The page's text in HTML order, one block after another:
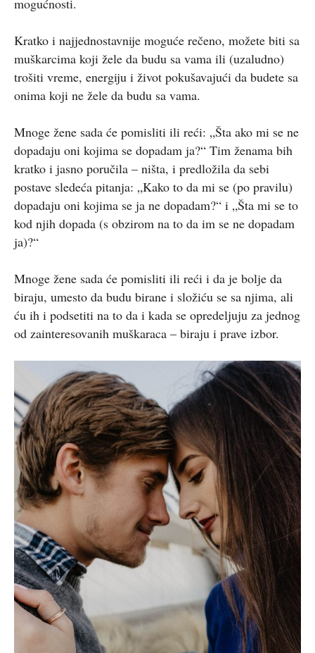
mogućnosti.
Kratko i najjednostavnije moguće rečeno, možete biti sa
muškarcima koji žele da budu sa vama ili (uzaludno)
trošiti vreme, energiju i život pokušavajući da budete sa
onima koji ne žele da budu sa vama.
Mnoge žene sada će pomisliti ili reći: „Šta ako mi se ne
dopadaju oni kojima se dopadam ja?“ Tim ženama bih
kratko i jasno poručila – ništa, i predložila da sebi
postave sledeća pitanja: „Kako to da mi se (po pravilu)
dopadaju oni kojima se ja ne dopadam?“ i „Šta mi se to
kod njih dopada (s obzirom na to da im se ne dopadam
ja)?“
Mnoge žene sada će pomisliti ili reći i da je bolje da
biraju, umesto da budu birane i složiću se sa njima, ali
ću ih i podsetiti na to da i kada se opredeljuju za jednog
od zainteresovanih muškaraca – biraju i prave izbor.